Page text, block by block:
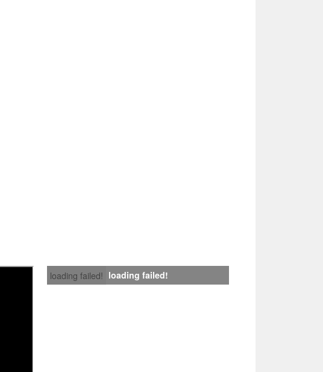
loading failed! loading failed!